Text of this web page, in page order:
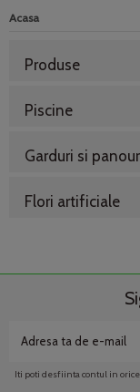
Acasa
Produse
Piscine
Garduri si
Flori artificiale
Iti poti desfiinta contul in